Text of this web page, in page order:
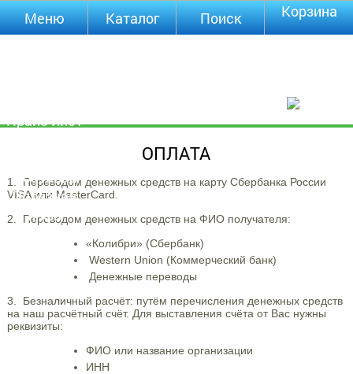
ОПЛАТА
1. Переводом денежных средств на карту Сбербанка России
VISA или MasterCard.
2. Переводом денежных средств на ФИО получателя:
«Колибри» (Сбербанк)
Western Union (Коммерческий банк)
Денежные переводы
3. Безналичный расчёт: путём перечисления денежных средств
на наш расчётный счёт. Для выставления счёта от Вас нужны
реквизиты:
ФИО или название организации
ИНН
Меню
Прайс-лист
Доставка
Полезная
инфа
Каталог Поиск Корзина